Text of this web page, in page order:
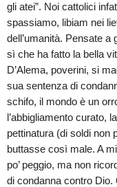
gli atei”. Noi cattolici
spassiamo, libiam nei
dell’umanità. Pensate
sì che ha fatto la bella
D’Alema, poverini, si
sua sentenza di
schifo, il mondo è un
l’abbigliamento curato,
pettinatura (di soldi non
buttasse così male. A
po’ peggio, ma non
di condanna contro Dio.